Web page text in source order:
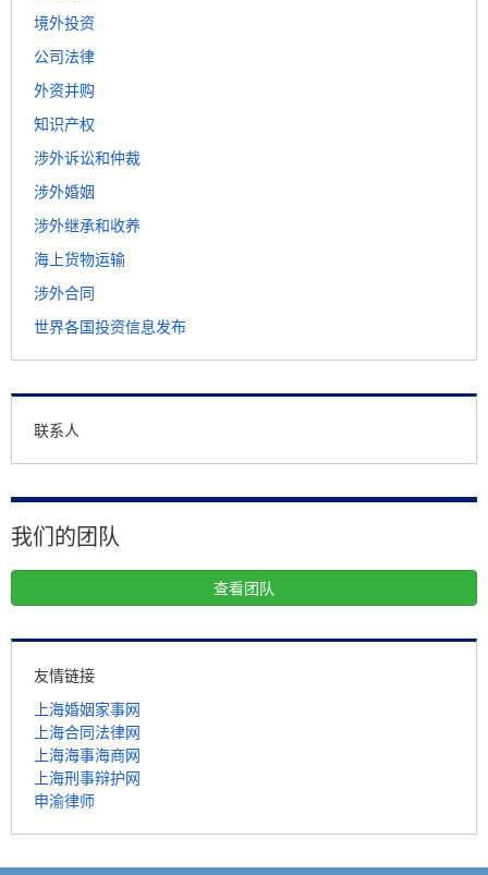
境外投资
公司法律
外资并购
知识产权
涉外诉讼和仲裁
涉外婚姻
涉外继承和收养
海上货物运输
涉外合同
世界各国投资信息发布
联系人
我们的团队
查看团队
友情链接
上海婚姻家事网
上海合同法律网
上海海事海商网
上海刑事辩护网
申渝律师